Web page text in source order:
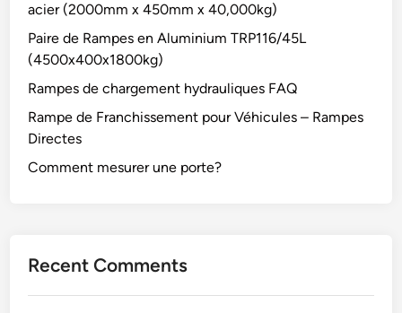
acier (2000mm x 450mm x 40,000kg)
Paire de Rampes en Aluminium TRP116/45L
(4500x400x1800kg)
Rampes de chargement hydrauliques FAQ
Rampe de Franchissement pour Véhicules – Rampes
Directes
Comment mesurer une porte?
Recent Comments